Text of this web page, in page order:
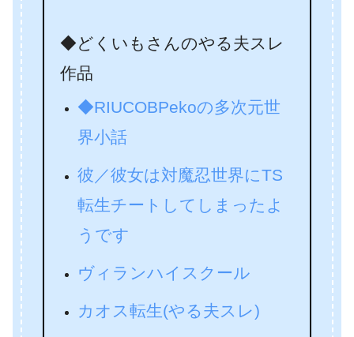
◆どくいもさんのやる夫スレ
作品
◆RIUCOBPekoの多次元世
界小話
彼／彼女は対魔忍世界にTS
転生チートしてしまったよ
うです
ヴィランハイスクール
カオス転生(やる夫スレ)